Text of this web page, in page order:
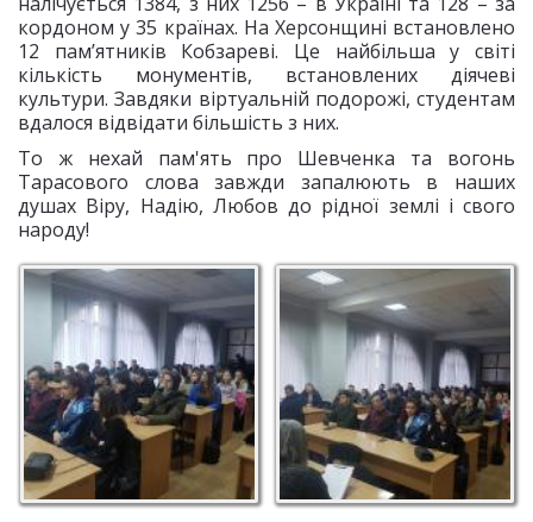
кордоном у 35 країнах. На Херсонщині встановлено
12 пам’ятників Кобзареві. Це найбільша у світі
кількість монументів, встановлених діячеві
культури. Завдяки віртуальній подорожі, студентам
вдалося відвідати більшість з них.
То ж нехай пам'ять про Шевченка та вогонь
Тарасового слова завжди запалюють в наших
душах Віру, Надію, Любов до рідної землі і свого
народу!